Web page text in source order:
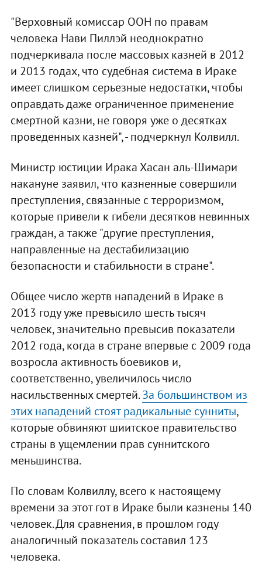
"Верховный комиссар ООН по правам
человека Нави Пиллэй неоднократно
подчеркивала после массовых казней в 2012
и 2013 годах, что судебная система в Ираке
имеет слишком серьезные недостатки, чтобы
оправдать даже ограниченное применение
смертной казни, не говоря уже о десятках
проведенных казней", - подчеркнул Колвилл.
Министр юстиции Ирака Хасан аль-Шимари
накануне заявил, что казненные совершили
преступления, связанные с терроризмом,
которые привели к гибели десятков невинных
граждан, а также "другие преступления,
направленные на дестабилизацию
безопасности и стабильности в стране".
Общее число жертв нападений в Ираке в
2013 году уже превысило шесть тысяч
человек, значительно превысив показатели
2012 года, когда в стране впервые с 2009 года
возросла активность боевиков и,
соответственно, увеличилось число
насильственных смертей.За большинством из
этих нападений стоят радикальные сунниты,
которые обвиняют шиитское правительство
страны в ущемлении прав суннитского
меньшинства.
По словам Колвиллу, всего к настоящему
времени за этот гот в Ираке были казнены 140
человек. Для сравнения, в прошлом году
аналогичный показатель составил 123
человека.